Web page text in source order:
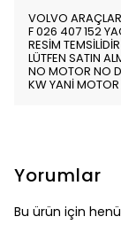
VOLVO
F 026 407 152
RESİM TEMSİLİDİR
LÜTFEN SATIN
NO MOTOR NO
KW YANİ MOTOR
Yorumlar
Bu ürün için